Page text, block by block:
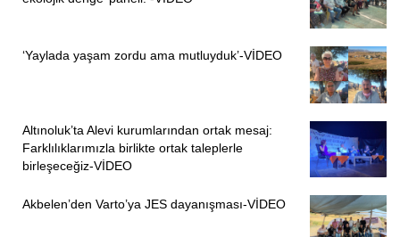
‘Yaylada yaşam zordu ama mutluyduk’-VİDEO
Altınoluk’ta Alevi kurumlarından ortak mesaj:
Farklılıklarımızla birlikte ortak taleplerle
birleşeceğiz-VİDEO
Akbelen’den Varto’ya JES dayanışması-VİDEO